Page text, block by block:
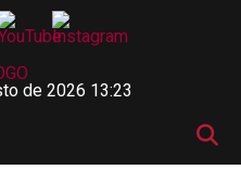
de 2026 13:23